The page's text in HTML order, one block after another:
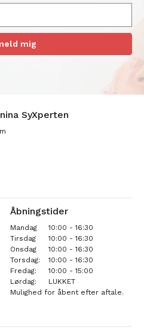
mig
SyXperten
Åbningstider
Mandag
10:00 - 16:30
Tirsdag
10:00 - 16:30
Onsdag
10:00 - 16:30
Torsdag:
10:00 - 16:30
Fredag:
10:00 - 15:00
Lørdag:
LUKKET
Mulighed for åbent efter aftale.